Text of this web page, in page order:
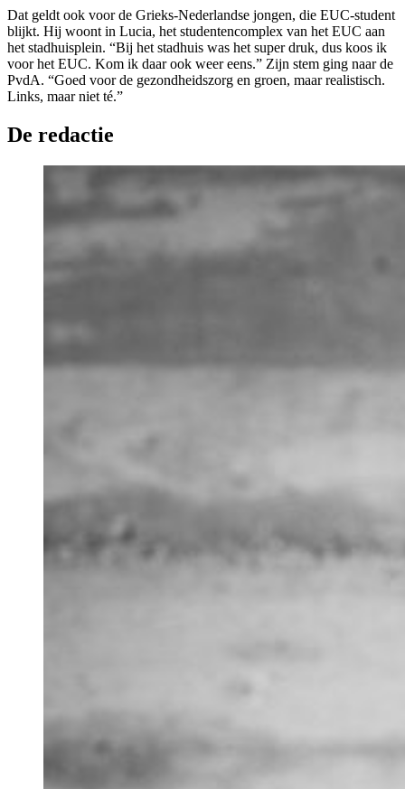
Dat geldt ook voor de Grieks-Nederlandse jongen, die EUC-student
blijkt. Hij woont in Lucia, het studentencomplex van het EUC aan
het stadhuisplein. “Bij het stadhuis was het super druk, dus koos ik
voor het EUC. Kom ik daar ook weer eens.” Zijn stem ging naar de
PvdA. “Goed voor de gezondheidszorg en groen, maar realistisch.
Links, maar niet té.”
De redactie